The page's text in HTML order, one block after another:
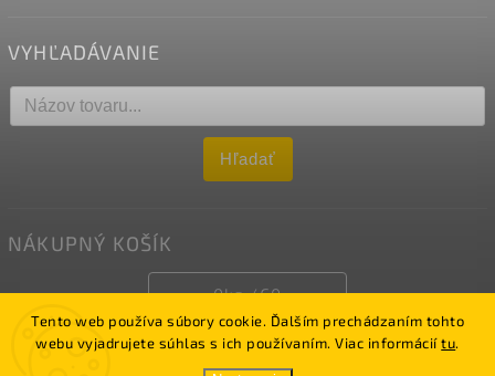
Tento web používa súbory cookie. Ďalším prechádzaním tohto
webu vyjadrujete súhlas s ich používaním. Viac informáciítu.
VYHĽADÁVANIE
Hľadať
NÁKUPNÝ KOŠÍK
0ks /€0
LUCERNA. Všetky práva vyhradené.